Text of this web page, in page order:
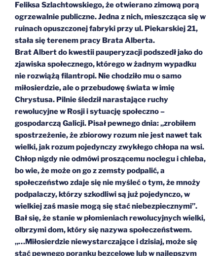
Feliksa Szlachtowskiego, że otwierano zimową porą
ogrzewalnie publiczne. Jedna z nich, mieszcząca się w
ruinach opuszczonej fabryki przy ul. Piekarskiej 21,
stała się terenem pracy Brata Alberta.
Brat Albert do kwestii pauperyzacji podszedł jako do
zjawiska społecznego, którego w żadnym wypadku
nie rozwiążą filantropi. Nie chodziło mu o samo
miłosierdzie, ale o przebudowę świata w imię
Chrystusa. Pilnie śledził narastające ruchy
rewolucyjne w Rosji i sytuację społeczno –
gospodarczą Galicji. Pisał pewnego dnia: „zrobiłem
spostrzeżenie, że zbiorowy rozum nie jest nawet tak
wielki, jak rozum pojedynczy zwykłego chłopa na wsi.
Chłop nigdy nie odmówi proszącemu noclegu i chleba,
bo wie, że może on go z zemsty podpalić, a
społeczeństwo zdaje się nie myśleć o tym, że mnoży
podpalaczy, którzy szkodliwi są już pojedynczo, w
wielkiej zaś masie mogą się stać niebezpiecznymi”.
Bał się, że stanie w płomieniach rewolucyjnych wielki,
olbrzymi dom, który się nazywa społeczeństwem.
„…Miłosierdzie niewystarczające i dzisiaj, może się
stać pewnego poranku bezcelowe lub w najlepszym